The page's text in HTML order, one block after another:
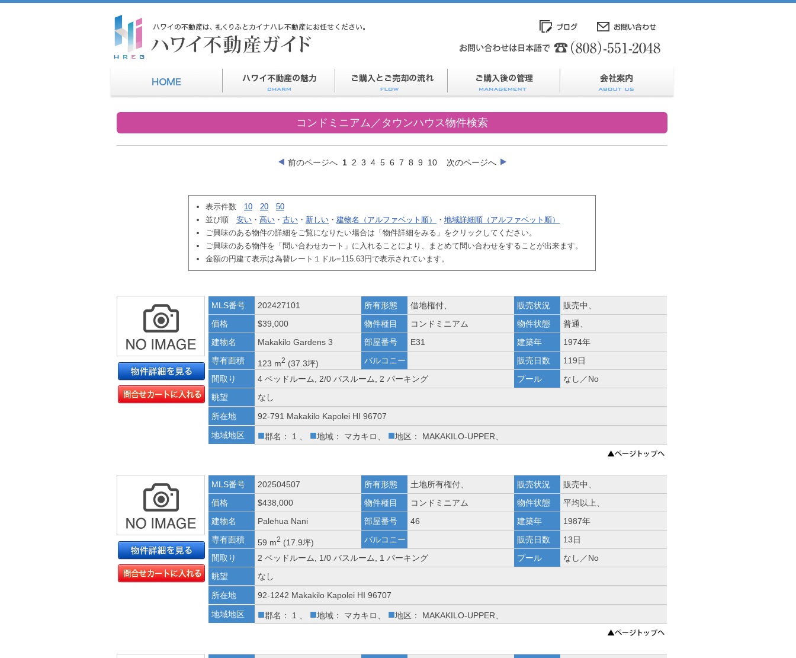
コンドミニアム／タウンハウス物件検索
前のページへ 1 2 3 4 5 6 7 8 9 10 次のページへ
表示件数 10 20
50
並び順 安い ・ 高い ・ 古い ・ 新しい ・ 建物名（アルファベット順） ・ 地域詳細順（アルファベット順）
ご興味のある物件の詳細をご覧になりたい場合は「物件詳細をみる」をクリックしてください。
ご興味のある物件を「問い合わせカート」に入れることにより、まとめて問い合わせをすることが出来ます。
金額の円建て表示は為替レート１ドル=115.63円で表示されています。
MLS番号 202427101 所有形態 借地権付、 販売状況
販売中、
価格
$39,000 物件種目 コンドミニアム 物件状態
普通、
建物名
Makakilo Gardens 3 部屋番号 E31 建築年
1974年
専有面積
123 m2 (37.3坪) バルコニー 販売日数
119日
間取り
4 ベッドルーム, 2/0 バスルーム, 2 パーキング プール
なし／No
眺望
なし
所在地
92-791 Makakilo Kapolei HI 96707
地域地区
■郡名： 1 、 ■地域： マカキロ、 ■地区： MAKAKILO-UPPER、
MLS番号 202504507 所有形態 土地所有権付、 販売状況
販売中、
価格
$438,000 物件種目 コンドミニアム 物件状態
平均以上、
建物名
Palehua Nani 部屋番号 46 建築年
1987年
専有面積
59 m2 (17.9坪) バルコニー 販売日数
13日
間取り
2 ベッドルーム, 1/0 バスルーム, 1 パーキング プール
なし／No
眺望
なし
所在地
92-1242 Makakilo Kapolei HI 96707
地域地区
■郡名： 1 、 ■地域： マカキロ、 ■地区： MAKAKILO-UPPER、